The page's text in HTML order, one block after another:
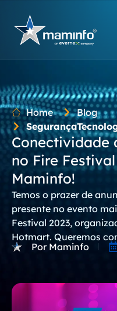
Home
Blog
Segurança
Conectividade
no Fire
Maminfo!
Temos o prazer de
presente no evento
Festival 2023,
Hotmart. Queremos
Por Maminfo